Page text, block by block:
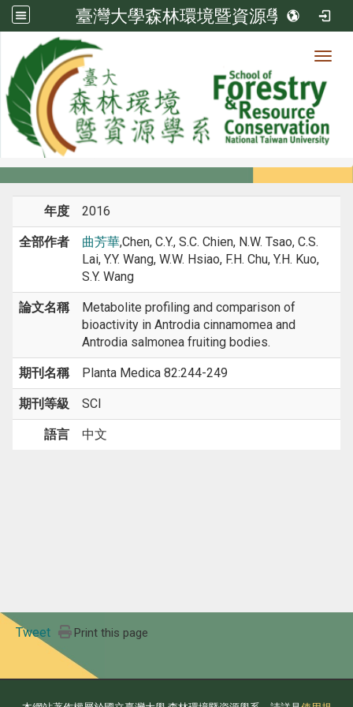
臺灣大學森林環境暨資源學系
系所成員
系所成員
年度 2016
全部作者 曲芳華,Chen, C.Y., S.C. Chien, N.W. Tsao, C.S.
Lai, Y.Y. Wang, W.W. Hsiao, F.H. Chu, Y.H. Kuo,
S.Y. Wang
論文名稱
Metabolite profiling and comparison of
bioactivity in Antrodia cinnamomea and
Antrodia salmonea fruiting bodies.
期刊名稱 Planta Medica 82:244-249
期刊等級 SCI
語言 中文
Tweet Print this page